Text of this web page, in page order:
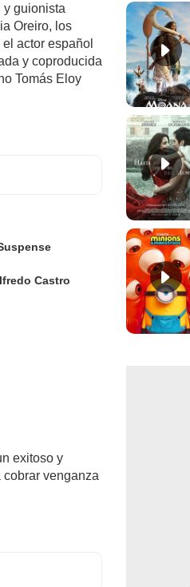
y guionista
Oreiro, los
actor español
y coproducida
Tomás Eloy
Castro
exitoso y
venganza